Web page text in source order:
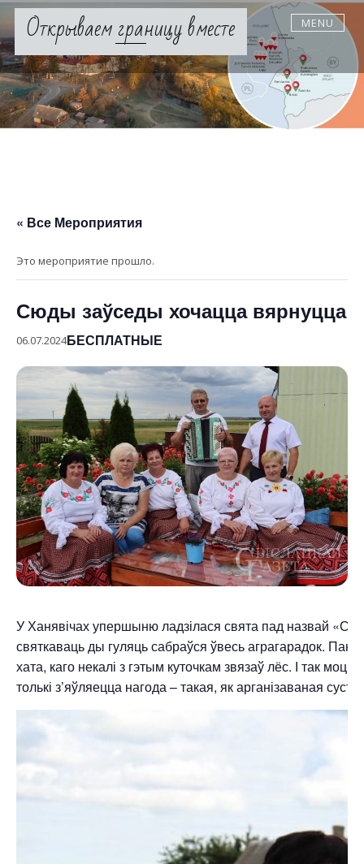
Skip
contentОткрываем границу вместе MENU
« Все Мероприятия
Это мероприятие прошло.
Сюды заўседы хочацца вярнуцца
06.07.2024БЕСПЛАТНЫЕ
У Ханявічах упершыню ладзілася свята пад назвай
святкаваць ды гуляць сабраўся ўвесь аграгарадок.
хата, каго некалі з гэтым куточкам звязаў лёс. І так
толькі з’яўляецца нагода – такая, як арганізаваная